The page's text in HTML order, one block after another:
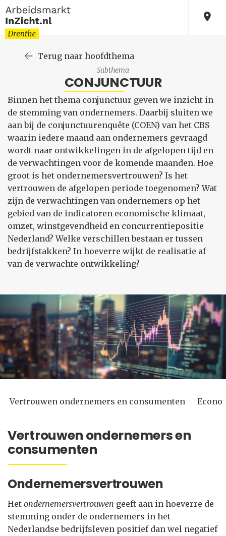
Terug naar hoofdthema
Subthema
CONJUNCTUUR
Binnen het thema conjunctuur geven we inzicht in
de stemming van ondernemers. Daarbij sluiten we
aan bij de conjunctuurenquête (COEN) van het CBS
waarin iedere maand aan ondernemers gevraagd
wordt naar ontwikkelingen in de afgelopen tijd en
de verwachtingen voor de komende maanden. Hoe
groot is het ondernemersvertrouwen? Is het
vertrouwen de afgelopen periode toegenomen? Wat
zijn de verwachtingen van ondernemers op het
gebied van de indicatoren economische klimaat,
omzet, winstgevendheid en concurrentiepositie
Nederland? Welke verschillen bestaan er tussen
bedrijfstakken? In hoeverre wijkt de realisatie af
van de verwachte ontwikkeling?
Vertrouwen ondernemers en consumenten
Vertrouwen ondernemers en
consumenten
Ondernemersvertrouwen
Het ondernemersvertrouwen geeft aan in hoeverre de
stemming onder de ondernemers in het
Nederlandse bedrijfsleven positief dan wel negatief